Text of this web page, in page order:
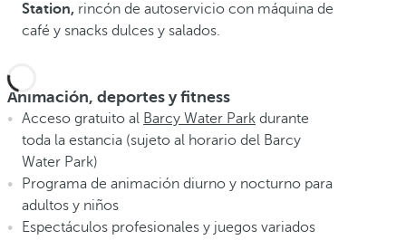
Station, rincón de autoservicio con máquina de
café y snacks dulces y salados.
Animación, deportes y fitness
Acceso gratuito al Barcy Water Park durante
toda la estancia (sujeto al horario del Barcy
Water Park)
Programa de animación diurno y nocturno para
adultos y niños
Espectáculos profesionales y juegos variados